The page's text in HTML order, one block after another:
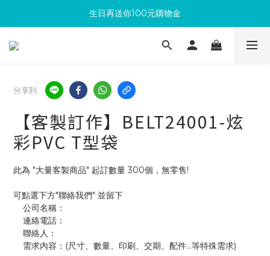
滿300回饋10%購物金
生日再送你100元購物金
加入成為新會員 馬上領取50元購物金
分享到
【客製訂作】BELT24001-炫
彩PVC T型袋
此為 "大量客製商品" 起訂數量 300個，無零售!
可點選下方"聯絡我們" 並留下
    公司名稱：
    連絡電話：
    聯絡人：
    需求內容：(尺寸、數量、印刷、交期、配件...等特殊需求)